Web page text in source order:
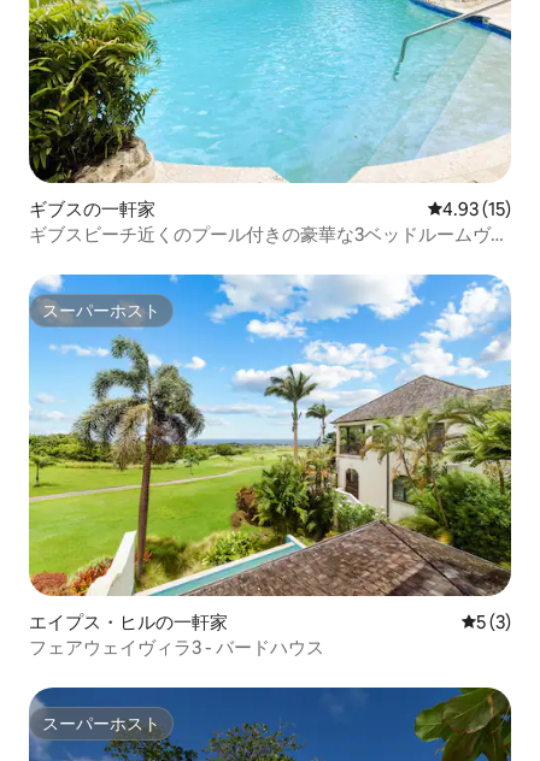
ギブスの一軒家 レビュー15
4.93 (15)
ギブスビーチ近くのプール付きの豪華な3ベッドルームヴィ
スーパーホスト
スーパーホスト
エイプス・ヒルの一軒家 レビュー
5 (3)
フェアウェイヴィラ3 - バードハウス
スーパーホスト
スーパーホスト